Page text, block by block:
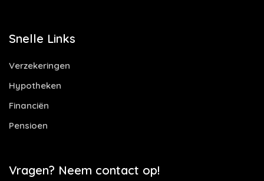
Snelle Links
Verzekeringen
Hypotheken
Financiën
Pensioen
Vragen? Neem contact op!